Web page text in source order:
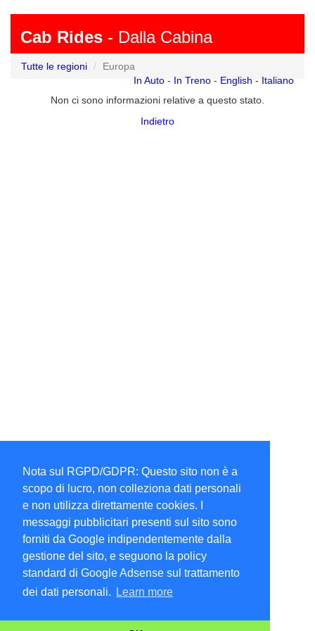
Nota sul RGPD/GDPR: Questo sito non è a
scopo di lucro, non colleziona dati personali
e non utilizza direttamente cookies. I
messaggi pubblicitari presenti sul sito sono
forniti da Google indipendentemente dalla
gestione del sito, e seguono la policy
standard di Google Adsense sul trattamento
dei dati personali.
Learn more
Cab Rides - Dalla Cabina
Tutte le regioni
Europa
In Auto - In Treno - English - Italiano
Non ci sono informazioni relative a questo stato.
Indietro